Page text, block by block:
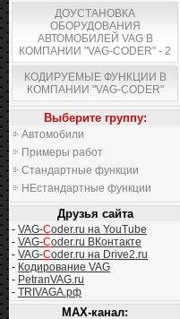
ДОУСТАНОВКА
ОБОРУДОВАНИЯ
АВТОМОБИЛЕЙ VAG В
КОМПАНИИ "VAG-CODER" - 2
КОДИРУЕМЫЕ ФУНКЦИИ В
КОМПАНИИ "VAG-CODER"
Выберите группу:
Автомобили
Примеры работ
Стандартные функции
НЕстандартные функции
Друзья сайта
- VAG-Coder.ru на YouTube
- VAG-Coder.ru ВКонтакте
- VAG-Coder.ru на Drive2.ru
- Кодирование VAG
- PetranVAG.ru
- TRIVAGA.рф
MAX-канал: